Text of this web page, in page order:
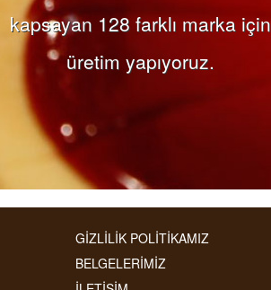
kapsayan 128 farklı marka için
üretim yapıyoruz.
GİZLİLİK POLİTİKAMIZ
BELGELERİMİZ